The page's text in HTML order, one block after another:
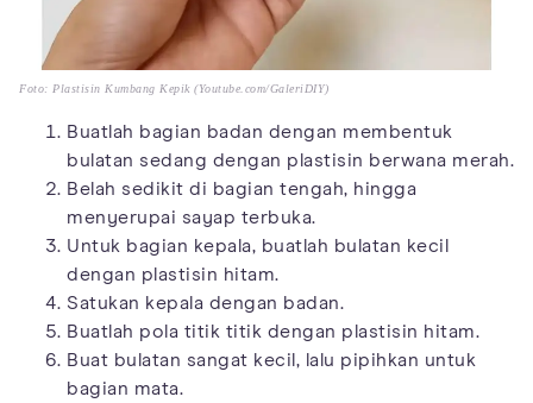
Foto: Plastisin Kumbang Kepik (Youtube.com/GaleriDIY)
Buatlah bagian badan dengan membentuk
bulatan sedang dengan plastisin berwana merah.
Belah sedikit di bagian tengah, hingga
menyerupai sayap terbuka.
Untuk bagian kepala, buatlah bulatan kecil
dengan plastisin hitam.
Satukan kepala dengan badan.
Buatlah pola titik titik dengan plastisin hitam.
Buat bulatan sangat kecil, lalu pipihkan untuk
bagian mata.